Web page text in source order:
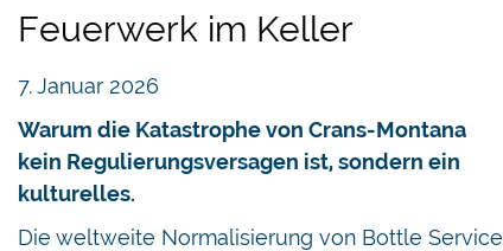
Feuerwerk im Keller
7. Januar 2026
Warum die Katastrophe von Crans-Montana
kein Regulierungsversagen ist, sondern ein
kulturelles.
Die weltweite Normalisierung von Bottle Service